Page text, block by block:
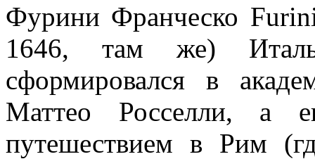
Фурини Франческо
1646, там же)
сформировался в
Маттео Росселли, а
путешествием в Рим